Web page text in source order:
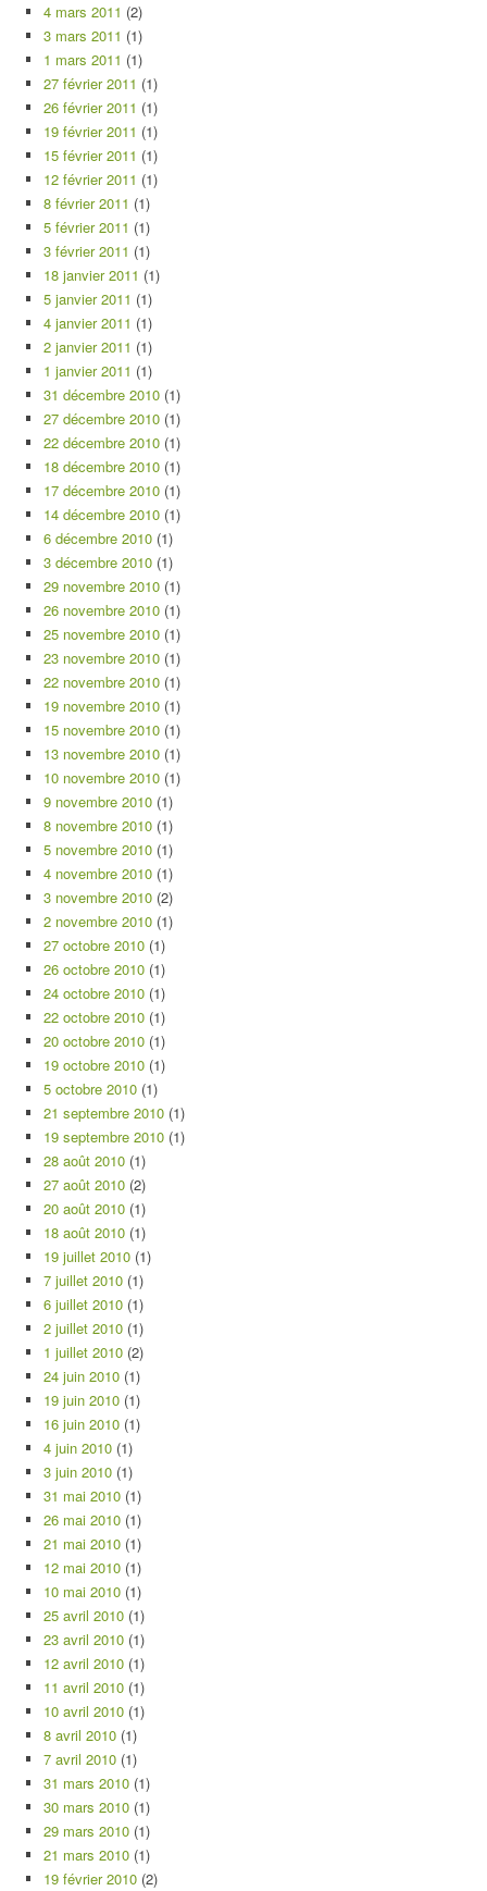
4 mars 2011 (2)
3 mars 2011 (1)
1 mars 2011 (1)
27 février 2011 (1)
26 février 2011 (1)
19 février 2011 (1)
15 février 2011 (1)
12 février 2011 (1)
8 février 2011 (1)
5 février 2011 (1)
3 février 2011 (1)
18 janvier 2011 (1)
5 janvier 2011 (1)
4 janvier 2011 (1)
2 janvier 2011 (1)
1 janvier 2011 (1)
31 décembre 2010 (1)
27 décembre 2010 (1)
22 décembre 2010 (1)
18 décembre 2010 (1)
17 décembre 2010 (1)
14 décembre 2010 (1)
6 décembre 2010 (1)
3 décembre 2010 (1)
29 novembre 2010 (1)
26 novembre 2010 (1)
25 novembre 2010 (1)
23 novembre 2010 (1)
22 novembre 2010 (1)
19 novembre 2010 (1)
15 novembre 2010 (1)
13 novembre 2010 (1)
10 novembre 2010 (1)
9 novembre 2010 (1)
8 novembre 2010 (1)
5 novembre 2010 (1)
4 novembre 2010 (1)
3 novembre 2010 (2)
2 novembre 2010 (1)
27 octobre 2010 (1)
26 octobre 2010 (1)
24 octobre 2010 (1)
22 octobre 2010 (1)
20 octobre 2010 (1)
19 octobre 2010 (1)
5 octobre 2010 (1)
21 septembre 2010 (1)
19 septembre 2010 (1)
28 août 2010 (1)
27 août 2010 (2)
20 août 2010 (1)
18 août 2010 (1)
19 juillet 2010 (1)
7 juillet 2010 (1)
6 juillet 2010 (1)
2 juillet 2010 (1)
1 juillet 2010 (2)
24 juin 2010 (1)
19 juin 2010 (1)
16 juin 2010 (1)
4 juin 2010 (1)
3 juin 2010 (1)
31 mai 2010 (1)
26 mai 2010 (1)
21 mai 2010 (1)
12 mai 2010 (1)
10 mai 2010 (1)
25 avril 2010 (1)
23 avril 2010 (1)
12 avril 2010 (1)
11 avril 2010 (1)
10 avril 2010 (1)
8 avril 2010 (1)
7 avril 2010 (1)
31 mars 2010 (1)
30 mars 2010 (1)
29 mars 2010 (1)
21 mars 2010 (1)
19 février 2010 (2)